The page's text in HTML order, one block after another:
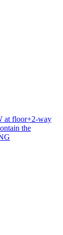
at floor+2-way
the